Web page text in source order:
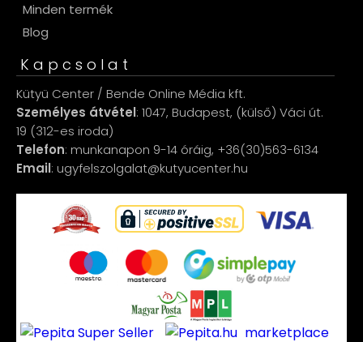
Minden termék
Blog
Kapcsolat
Kütyü Center / Bende Online Média kft.
Személyes átvétel: 1047, Budapest, (külső) Váci út.
19 (312-es iroda)
Telefon: munkanapon 9-14 óráig, +36(30)563-6134
Email: ugyfelszolgalat@kutyucenter.hu
marketplace